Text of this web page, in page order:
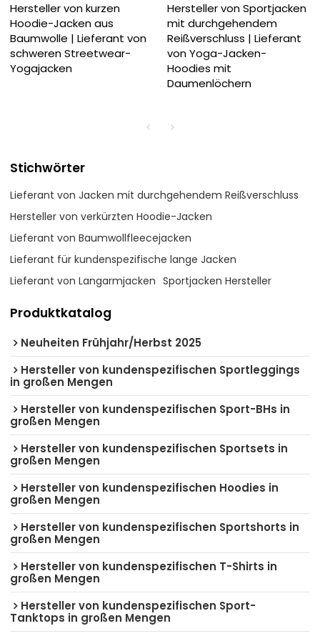
Hersteller von kurzen
Hoodie-Jacken aus
Baumwolle | Lieferant von
schweren Streetwear-
Yogajacken
Hersteller von Sportjacken
mit durchgehendem
Reißverschluss | Lieferant
von Yoga-Jacken-
Hoodies mit
Daumenlöchern
Stichwörter
Lieferant von Jacken mit durchgehendem Reißverschluss
Hersteller von verkürzten Hoodie-Jacken
Lieferant von Baumwollfleecejacken
Lieferant für kundenspezifische lange Jacken
Lieferant von Langarmjacken Sportjacken Hersteller
Produktkatalog
Neuheiten Frühjahr/Herbst 2025
Hersteller von kundenspezifischen Sportleggings
in großen Mengen
Hersteller von kundenspezifischen Sport-BHs in
großen Mengen
Hersteller von kundenspezifischen Sportsets in
großen Mengen
Hersteller von kundenspezifischen Hoodies in
großen Mengen
Hersteller von kundenspezifischen Sportshorts in
großen Mengen
Hersteller von kundenspezifischen T-Shirts in
großen Mengen
Hersteller von kundenspezifischen Sport-
Tanktops in großen Mengen